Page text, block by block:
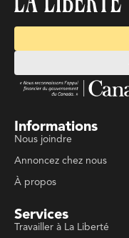
Informations
Nous joindre
Annoncez chez nous
À propos
Services
Travailler à La Liberté